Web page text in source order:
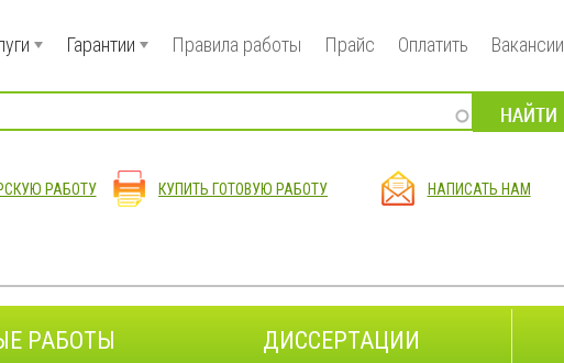
Гарантии Правила работы Прайс Оплатить Вакансии
РАБОТУ КУПИТЬ ГОТОВУЮ РАБОТУ НАПИСАТЬ НАМ
РАБОТЫ ДИССЕРТАЦИИ